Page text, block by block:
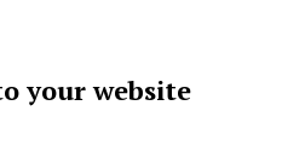
your website